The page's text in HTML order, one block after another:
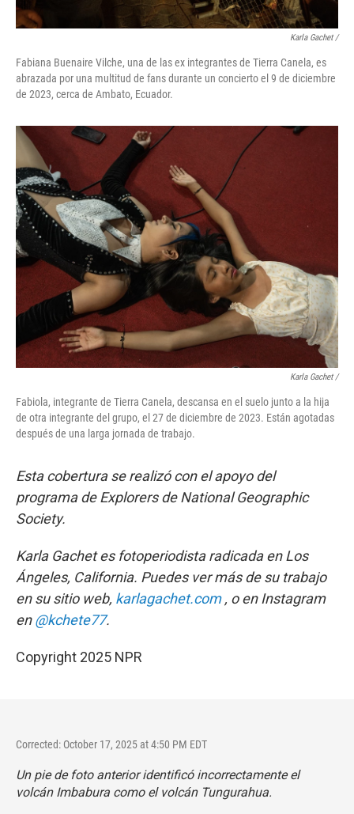
Karla Gachet/
Fabiana Buenaire Vilche, una de las ex integrantes de Tierra Canela, es
abrazada por una multitud de fans durante un concierto el 9 de diciembre
de 2023, cerca de Ambato, Ecuador.
Karla Gachet/
Fabiola, integrante de Tierra Canela, descansa en el suelo junto a la hija
de otra integrante del grupo, el 27 de diciembre de 2023. Están agotadas
después de una larga jornada de trabajo.
Esta cobertura se realizó con el apoyo del
programa de Explorers de National Geographic
Society.
Karla Gachet es fotoperiodista radicada en Los
Ángeles, California. Puedes ver más de su trabajo
en su sitio web, karlagachet.com, o en Instagram
en@kchete77.
Copyright 2025 NPR
Corrected: October 17, 2025 at 4:50 PM EDT
Un pie de foto anterior identificó incorrectamente el
volcán Imbabura como el volcán Tungurahua.